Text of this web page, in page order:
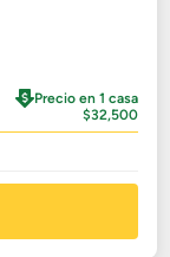
Precio en 1 casa
$32,500